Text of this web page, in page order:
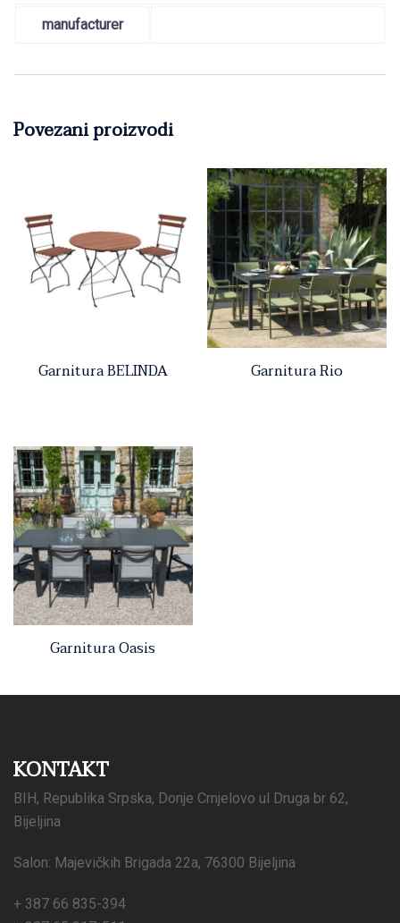
manufacturer
Povezani proizvodi
Garnitura BELINDA Garnitura Rio
Garnitura Oasis
KONTAKT
BIH, Republika Srpska, Donje Crnjelovo ul Druga br 62,
Bijeljina
Salon: Majevičkih Brigada 22a, 76300 Bijeljina
+ 387 66 835-394